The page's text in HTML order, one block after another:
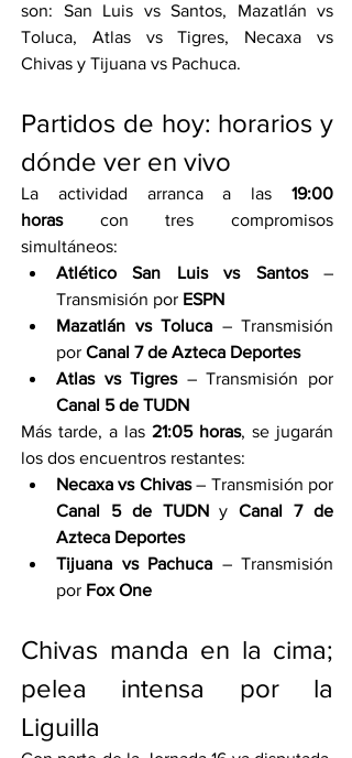
son: San Luis vs Santos, Mazatlán vs
Toluca, Atlas vs Tigres, Necaxa vs
Chivas y Tijuana vs Pachuca.
Partidos de hoy: horarios y
dónde ver en vivo
La actividad arranca a las 19:00
horas con tres compromisos
simultáneos:
Atlético San Luis vs Santos –
Transmisión por ESPN
Mazatlán vs Toluca – Transmisión
por Canal 7 de Azteca Deportes
Atlas vs Tigres
Canal 5 de TUDN
Más tarde, a las 21:05 horas, se jugarán
los dos encuentros restantes:
Necaxa vs Chivas
Canal 5 de TUDN y Canal 7 de
Azteca Deportes
Tijuana vs Pachuca – Transmisión
por Fox One
Chivas manda en la cima;
pelea intensa por la
Liguilla